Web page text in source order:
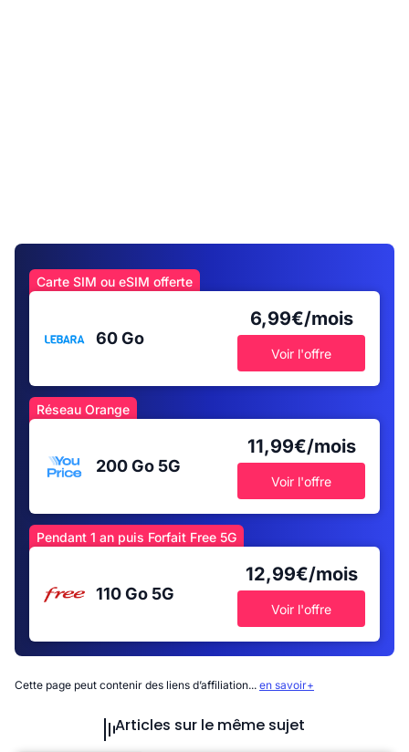
Carte SIM ou eSIM offerte
60 Go
6,99€/mois
Voir l'offre
Réseau Orange
200 Go 5G
11,99€/mois
Voir l'offre
Pendant 1 an puis Forfait Free 5G
110 Go 5G
12,99€/mois
Voir l'offre
Cette page peut contenir des liens d’affiliation... en savoir+
Articles sur le même sujet